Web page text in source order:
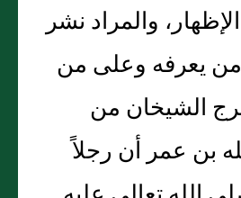
والمراد نشر
يعرفه وعلى من
الشيخان من
بن عمر أن رجلاً